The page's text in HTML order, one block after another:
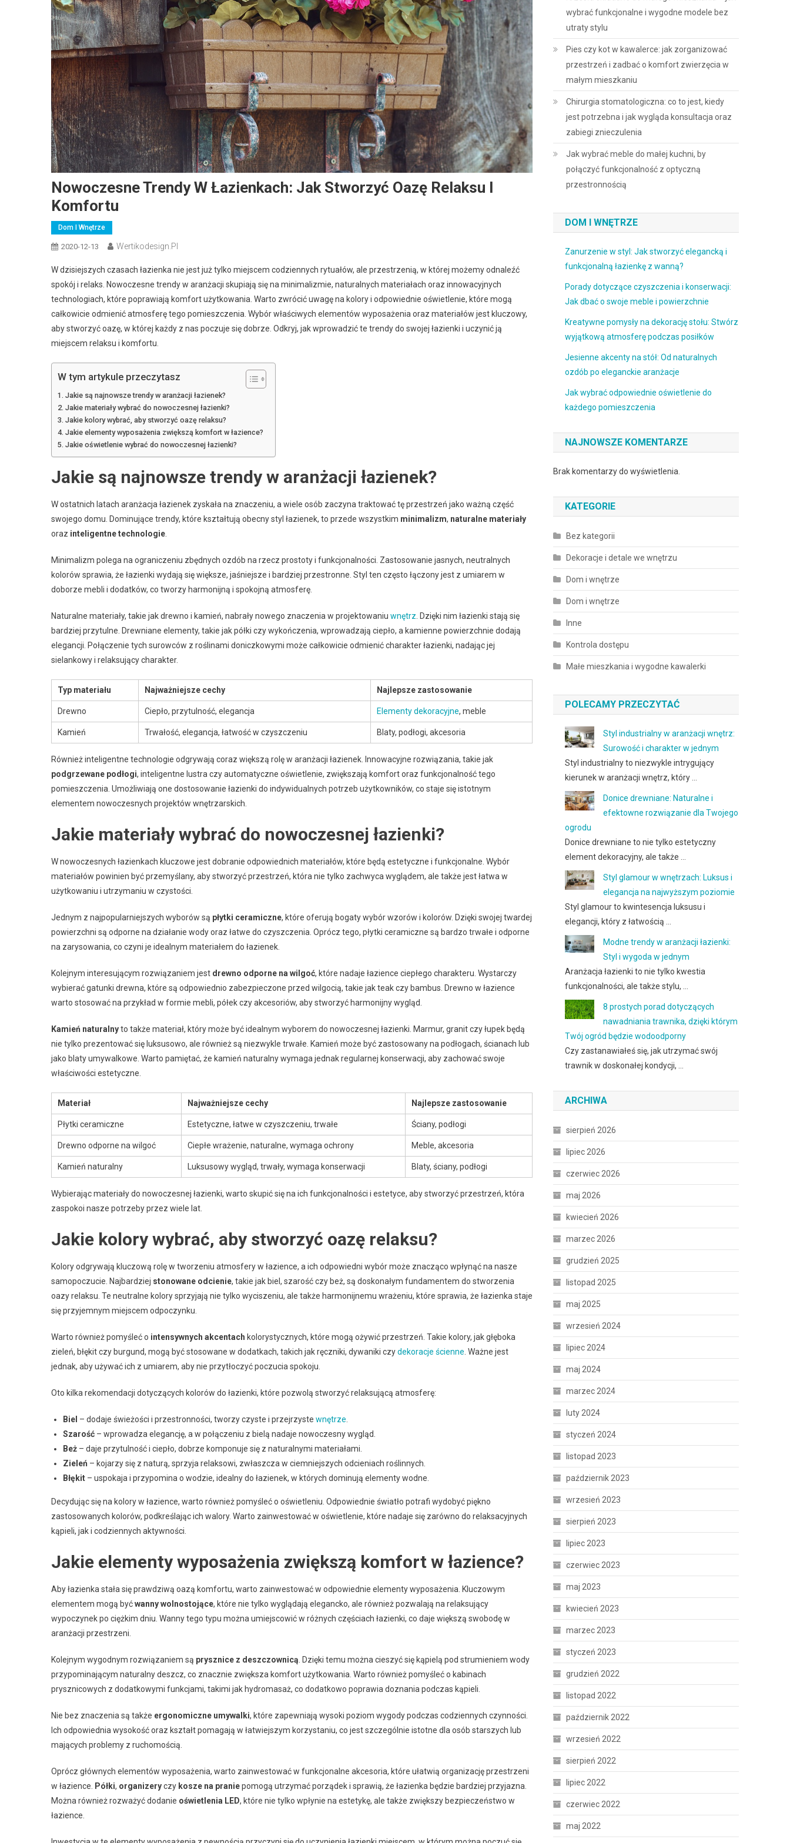
Nowoczesne Trendy W Łazienkach: Jak Stworzyć Oazę Relaksu I
Komfortu
Dom I Wnętrze
2020-12-13 Wertikodesign.pl
W dzisiejszych czasach łazienka nie jest już tylko miejscem codziennych rytuałów, ale przestrzenią, w której możemy odnaleźć
spokój i relaks. Nowoczesne trendy w aranżacji skupiają się na minimalizmie, naturalnych materiałach oraz innowacyjnych
technologiach, które poprawiają komfort użytkowania. Warto zwrócić uwagę na kolory i odpowiednie oświetlenie, które mogą
całkowicie odmienić atmosferę tego pomieszczenia. Wybór właściwych elementów wyposażenia oraz materiałów jest kluczowy,
aby stworzyć oazę, w której każdy z nas poczuje się dobrze. Odkryj, jak wprowadzić te trendy do swojej łazienki i uczynić ją
miejscem relaksu i komfortu.
W tym artykule przeczytasz
Jakie są najnowsze trendy w aranżacji łazienek?
Jakie materiały wybrać do nowoczesnej łazienki?
Jakie kolory wybrać, aby stworzyć oazę relaksu?
Jakie elementy wyposażenia zwiększą komfort w łazience?
Jakie oświetlenie wybrać do nowoczesnej łazienki?
Jakie są najnowsze trendy w aranżacji łazienek?
W ostatnich latach aranżacja łazienek zyskała na znaczeniu, a wiele osób zaczyna traktować tę przestrzeń jako ważną część
swojego domu. Dominujące trendy, które kształtują obecny styl łazienek, to przede wszystkim minimalizm, naturalne materiały
oraz inteligentne technologie
Minimalizm polega na ograniczeniu zbędnych ozdób na rzecz prostoty i funkcjonalności. Zastosowanie jasnych, neutralnych
kolorów sprawia, że łazienki wydają się większe, jaśniejsze i bardziej przestronne. Styl ten często łączony jest z umiarem w
doborze mebli i dodatków, co tworzy harmonijną i spokojną atmosferę.
Naturalne materiały, takie jak drewno i kamień, nabrały nowego znaczenia w projektowaniu wnętrz . Dzięki nim łazienki stają się
bardziej przytulne. Drewniane elementy, takie jak półki czy wykończenia, wprowadzają ciepło, a kamienne powierzchnie dodają
elegancji. Połączenie tych surowców z roślinami doniczkowymi może całkowicie odmienić charakter łazienki, nadając jej
sielankowy i relaksujący charakter.
Typ materiału Najważniejsze cechy Najlepsze zastosowanie
Drewno Ciepło, przytulność, elegancja Elementy dekoracyjne, meble
Kamień Trwałość, elegancja, łatwość w czyszczeniu Blaty, podłogi, akcesoria
Również inteligentne technologie odgrywają coraz większą rolę w aranżacji łazienek. Innowacyjne rozwiązania, takie jak
podgrzewane podłogi, inteligentne lustra czy automatyczne oświetlenie, zwiększają komfort oraz funkcjonalność tego
pomieszczenia. Umożliwiają one dostosowanie łazienki do indywidualnych potrzeb użytkowników, co staje się istotnym
elementem nowoczesnych projektów wnętrzarskich.
Jakie materiały wybrać do nowoczesnej łazienki?
W nowoczesnych łazienkach kluczowe jest dobranie odpowiednich materiałów, które będą estetyczne i funkcjonalne. Wybór
materiałów powinien być przemyślany, aby stworzyć przestrzeń, która nie tylko zachwyca wyglądem, ale także jest łatwa w
użytkowaniu i utrzymaniu w czystości.
Jednym z najpopularniejszych wyborów są płytki ceramiczne, które oferują bogaty wybór wzorów i kolorów. Dzięki swojej twardej
powierzchni są odporne na działanie wody oraz łatwe do czyszczenia. Oprócz tego, płytki ceramiczne są bardzo trwałe i odporne
na zarysowania, co czyni je idealnym materiałem do łazienek.
Kolejnym interesującym rozwiązaniem jest drewno odporne na wilgoć, które nadaje łazience ciepłego charakteru. Wystarczy
wybierać gatunki drewna, które są odpowiednio zabezpieczone przed wilgocią, takie jak teak czy bambus. Drewno w łazience
warto stosować na przykład w formie mebli, półek czy akcesoriów, aby stworzyć harmonijny wygląd.
Kamień naturalnyto także materiał, który może być idealnym wyborem do nowoczesnej łazienki. Marmur, granit czy łupek będą
nie tylko prezentować się luksusowo, ale również są niezwykle trwałe. Kamień może być zastosowany na podłogach, ścianach lub
jako blaty umywalkowe. Warto pamiętać, że kamień naturalny wymaga jednak regularnej konserwacji, aby zachować swoje
właściwości estetyczne.
Materiał Najważniejsze cechy Najlepsze zastosowanie
Płytki ceramiczne Estetyczne, łatwe w czyszczeniu, trwałe Ściany, podłogi
Drewno odporne na wilgoć Ciepłe wrażenie, naturalne, wymaga ochrony Meble, akcesoria
Kamień naturalny Luksusowy wygląd, trwały, wymaga konserwacji Blaty, ściany, podłogi
Wybierając materiały do nowoczesnej łazienki, warto skupić się na ich funkcjonalności i estetyce, aby stworzyć przestrzeń, która
zaspokoi nasze potrzeby przez wiele lat.
Jakie kolory wybrać, aby stworzyć oazę relaksu?
Kolory odgrywają kluczową rolę w tworzeniu atmosfery w łazience, a ich odpowiedni wybór może znacząco wpłynąć na nasze
samopoczucie. Najbardziej stonowane odcienie, takie jak biel, szarość czy beż, są doskonałym fundamentem do stworzenia
oazy relaksu. Te neutralne kolory sprzyjają nie tylko wyciszeniu, ale także harmonijnemu wrażeniu, które sprawia, że łazienka staje
się przyjemnym miejscem odpoczynku.
Warto również pomyśleć o intensywnych akcentach kolorystycznych, które mogą ożywić przestrzeń. Takie kolory, jak głęboka
zieleń, błękit czy burgund, mogą być stosowane w dodatkach, takich jak ręczniki, dywaniki czydekoracje ścienne . Ważne jest
jednak, aby używać ich z umiarem, aby nie przytłoczyć poczucia spokoju.
Oto kilka rekomendacji dotyczących kolorów do łazienki, które pozwolą stworzyć relaksującą atmosferę:
Biel – dodaje świeżości i przestronności, tworzy czyste i przejrzyste wnętrze
Szarość – wprowadza elegancję, a w połączeniu z bielą nadaje nowoczesny wygląd.
Beż – daje przytulność i ciepło, dobrze komponuje się z naturalnymi materiałami.
Zieleń – kojarzy się z naturą, sprzyja relaksowi, zwłaszcza w ciemniejszych odcieniach roślinnych.
Błękit – uspokaja i przypomina o wodzie, idealny do łazienek, w których dominują elementy wodne.
Decydując się na kolory w łazience, warto również pomyśleć o oświetleniu. Odpowiednie światło potrafi wydobyć piękno
zastosowanych kolorów, podkreślając ich walory. Warto zainwestować w oświetlenie, które nadaje się zarówno do relaksacyjnych
kąpieli, jak i codziennych aktywności.
Jakie elementy wyposażenia zwiększą komfort w łazience?
Aby łazienka stała się prawdziwą oazą komfortu, warto zainwestować w odpowiednie elementy wyposażenia. Kluczowym
elementem mogą byćwanny wolnostojące, które nie tylko wyglądają elegancko, ale również pozwalają na relaksujący
wypoczynek po ciężkim dniu. Wanny tego typu można umiejscowić w różnych częściach łazienki, co daje większą swobodę w
aranżacji przestrzeni.
Kolejnym wygodnym rozwiązaniem są prysznice z deszczownicą . Dzięki temu można cieszyć się kąpielą pod strumieniem wody
przypominającym naturalny deszcz, co znacznie zwiększa komfort użytkowania. Warto również pomyśleć o kabinach
prysznicowych z dodatkowymi funkcjami, takimi jak hydromasaż, co dodatkowo poprawia doznania podczas kąpieli.
Nie bez znaczenia są także ergonomiczne umywalki, które zapewniają wysoki poziom wygody podczas codziennych czynności.
Ich odpowiednia wysokość oraz kształt pomagają w łatwiejszym korzystaniu, co jest szczególnie istotne dla osób starszych lub
mających problemy z ruchomością.
Oprócz głównych elementów wyposażenia, warto zainwestować w funkcjonalne akcesoria, które ułatwią organizację przestrzeni
w łazience.
Półki, organizeryczy kosze na praniepomogą utrzymać porządek i sprawią, że łazienka będzie bardziej przyjazna.
Można również rozważyć dodanie oświetlenia LED, które nie tylko wpłynie na estetykę, ale także zwiększy bezpieczeństwo w
łazience.
wybrać funkcjonalne i wygodne modele bez
utraty stylu
Pies czy kot w kawalerce: jak zorganizować
przestrzeń i zadbać o komfort zwierzęcia w
małym mieszkaniu
Chirurgia stomatologiczna: co to jest, kiedy
jest potrzebna i jak wygląda konsultacja oraz
zabiegi znieczulenia
Jak wybrać meble do małej kuchni, by
połączyć funkcjonalność z optyczną
przestronnością
DOM I WNĘTRZE
Zanurzenie w styl: Jak stworzyć elegancką i
funkcjonalną łazienkę z wanną?
Porady dotyczące czyszczenia i konserwacji:
Jak dbać o swoje meble i powierzchnie
Kreatywne pomysły na dekorację stołu: Stwórz
wyjątkową atmosferę podczas posiłków
Jesienne akcenty na stół: Od naturalnych
ozdób po eleganckie aranżacje
Jak wybrać odpowiednie oświetlenie do
każdego pomieszczenia
NAJNOWSZE KOMENTARZE
Brak komentarzy do wyświetlenia.
KATEGORIE
Bez kategorii
Dekoracje i detale we wnętrzu
Dom i wnętrze
Dom i wnętrze
Inne
Kontrola dostępu
Małe mieszkania i wygodne kawalerki
POLECAMY PRZECZYTAĆ
Styl industrialny w aranżacji wnętrz:
Surowość i charakter w jednym
Styl industrialny to niezwykle intrygujący
kierunek w aranżacji wnętrz, który …
Donice drewniane: Naturalne i
efektowne rozwiązanie dla Twojego
ogrodu
Donice drewniane to nie tylko estetyczny
element dekoracyjny, ale także …
Styl glamour w wnętrzach: Luksus i
elegancja na najwyższym poziomie
Styl glamour to kwintesencja luksusu i
elegancji, który z łatwością …
Modne trendy w aranżacji łazienki:
Styl i wygoda w jednym
Aranżacja łazienki to nie tylko kwestia
funkcjonalności, ale także stylu, …
8 prostych porad dotyczących
nawadniania trawnika, dzięki którym
Twój ogród będzie wodoodporny
Czy zastanawiałeś się, jak utrzymać swój
trawnik w doskonałej kondycji, …
ARCHIWA
sierpień 2026
lipiec 2026
czerwiec 2026
maj 2026
kwiecień 2026
marzec 2026
grudzień 2025
listopad 2025
maj 2025
wrzesień 2024
lipiec 2024
maj 2024
marzec 2024
luty 2024
styczeń 2024
listopad 2023
październik 2023
wrzesień 2023
sierpień 2023
lipiec 2023
czerwiec 2023
maj 2023
kwiecień 2023
marzec 2023
styczeń 2023
grudzień 2022
listopad 2022
październik 2022
wrzesień 2022
sierpień 2022
lipiec 2022
czerwiec 2022
maj 2022